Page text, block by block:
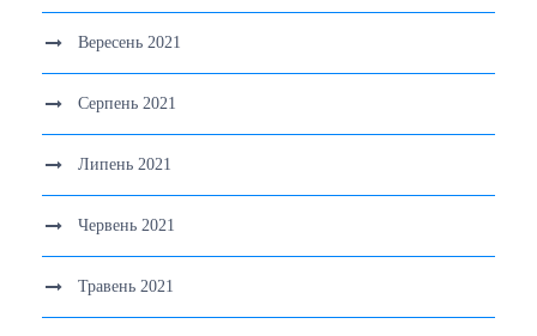
Вересень 2021
Серпень 2021
Липень 2021
Червень 2021
Травень 2021